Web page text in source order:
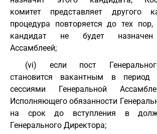
комитет представляет другого
процедура повторяется до тех пор,
кандидат не будет назначен
Ассамблеей;
(vi) если пост
становится вакантным в
сессиями Генеральной
Исполняющего обязанности
на срок до вступления в
Генерального Директора;